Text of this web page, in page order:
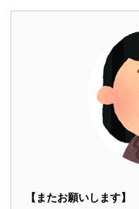
【またお願いします】